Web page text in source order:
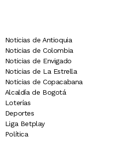
Noticias de Antioquia
Noticias de Colombia
Noticias de Envigado
Noticias de La Estrella
Noticias de Copacabana
Alcaldía de Bogotá
Loterías
Deportes
Liga Betplay
Política